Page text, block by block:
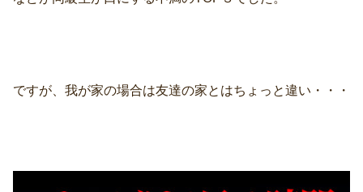
ですが、我が家の場合は友達の家とはちょっと違い・・・